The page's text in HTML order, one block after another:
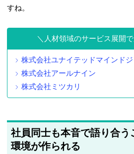
すね。
人材領域のサービス展開
株式会社ユナイテッドマインド
株式会社アールナイン
株式会社ミツカリ
社員同士も本音で語り合う
環境が作られる